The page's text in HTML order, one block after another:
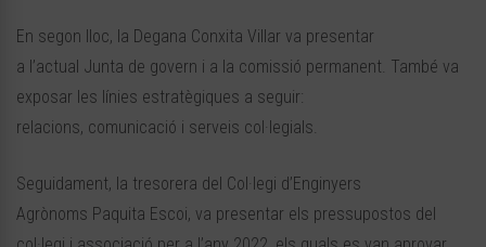
En segon lloc, la Degana Conxita Villar va presentar
a l’actual Junta de govern i a la comissió permanent. També va
exposar les línies estratègiques a seguir:
relacions, comunicació i serveis col·legials.
Seguidament, la tresorera del Col·legi d’Enginyers
Agrònoms Paquita Escoi, va presentar els pressupostos del